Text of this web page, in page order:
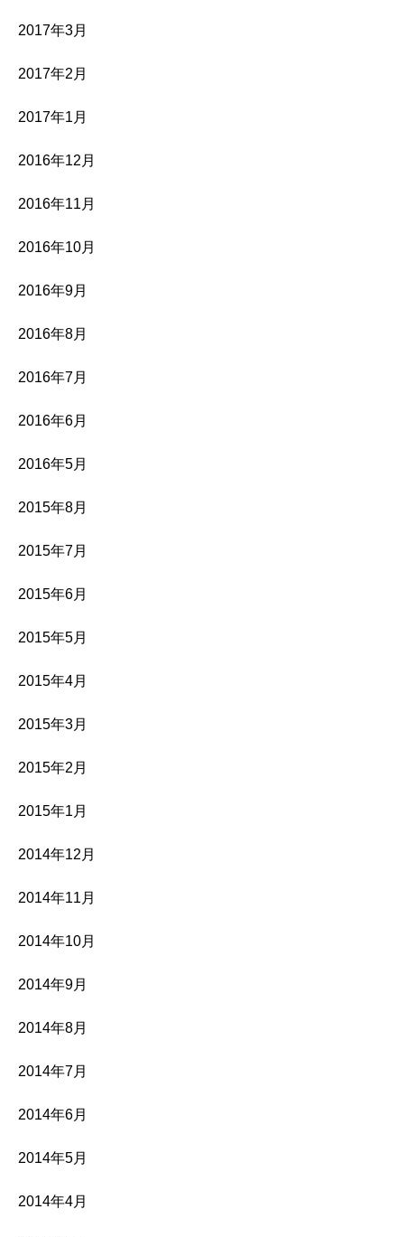
2017年3月
2017年2月
2017年1月
2016年12月
2016年11月
2016年10月
2016年9月
2016年8月
2016年7月
2016年6月
2016年5月
2015年8月
2015年7月
2015年6月
2015年5月
2015年4月
2015年3月
2015年2月
2015年1月
2014年12月
2014年11月
2014年10月
2014年9月
2014年8月
2014年7月
2014年6月
2014年5月
2014年4月